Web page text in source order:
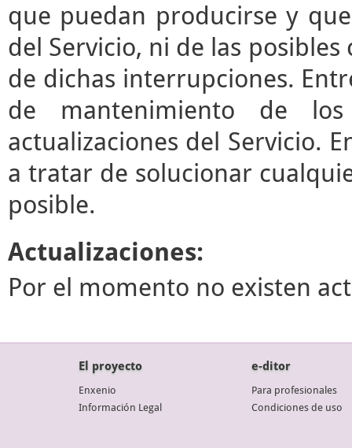
que puedan producirse y
del Servicio, ni de las
de dichas interrupciones.
de mantenimiento de
actualizaciones del Servicio.
a tratar de solucionar
posible.
Actualizaciones:
Por el momento no existen
El proyecto
Enxenio
Información Legal
e-ditor
Para profesionales
Condiciones de uso